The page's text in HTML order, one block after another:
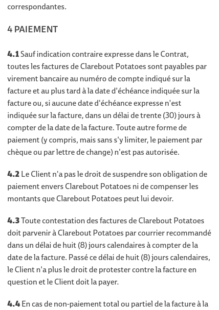
correspondantes.
4 PAIEMENT
4.1Sauf indication contraire expresse dans le Contrat,
toutes les factures de Clarebout Potatoes sont payables par
virement bancaire au numéro de compte indiqué sur la
facture et au plus tard à la date d'échéance indiquée sur la
facture ou, si aucune date d'échéance expresse n'est
indiquée sur la facture, dans un délai de trente (30) jours à
compter de la date de la facture. Toute autre forme de
paiement (y compris, mais sans s'y limiter, le paiement par
chèque ou par lettre de change) n'est pas autorisée.
4.2 Le Client n'a pas le droit de suspendre son obligation de
paiement envers Clarebout Potatoes ni de compenser les
montants que Clarebout Potatoes peut lui devoir.
4.3Toute contestation des factures de Clarebout Potatoes
doit parvenir à Clarebout Potatoes par courrier recommandé
dans un délai de huit (8) jours calendaires à compter de la
date de la facture. Passé ce délai de huit (8) jours calendaires,
le Client n'a plus le droit de protester contre la facture en
question et le Client doit la payer.
4.4En cas de non-paiement total ou partiel de la facture à la